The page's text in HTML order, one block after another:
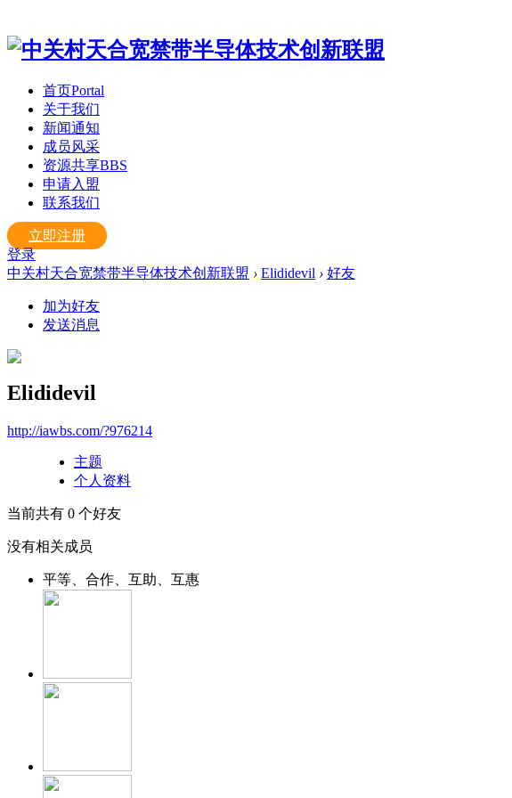
首页Portal
关于我们
新闻通知
成员风采
资源共享BBS
申请入盟
联系我们
立即注册
登录
中关村天合宽禁带半导体技术创新联盟 › Elididevil › 好友
加为好友
发送消息
Elididevil
http://iawbs.com/?976214
主题
个人资料
当前共有 0 个好友
没有相关成员
平等、合作、互助、互惠